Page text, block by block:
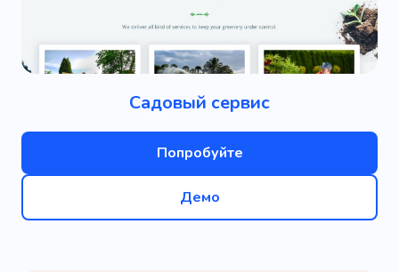
Садовый сервис
Попробуйте
Демо